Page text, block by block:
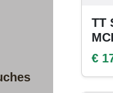
TT
€